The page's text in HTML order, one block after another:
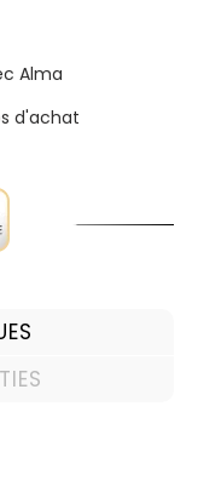
Alma
d'achat